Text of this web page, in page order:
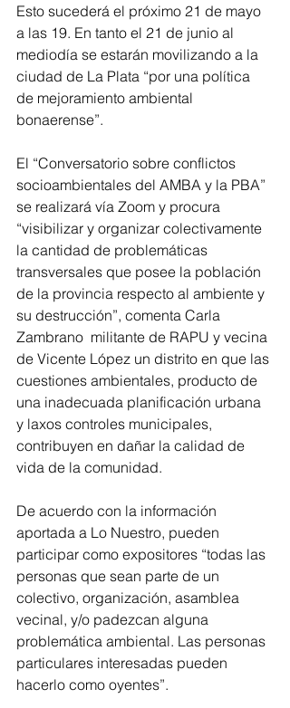
Esto sucederá el próximo 21 de mayo
a las 19. En tanto el 21 de junio al
mediodía se estarán movilizando a la
ciudad de La Plata “por una política
de mejoramiento ambiental
bonaerense”.
El “Conversatorio sobre conflictos
socioambientales del AMBA y la PBA”
se realizará vía Zoom y procura
“visibilizar y organizar colectivamente
la cantidad de problemáticas
transversales que posee la población
de la provincia respecto al ambiente y
su destrucción”, comenta Carla
Zambrano  militante de RAPU y vecina
de Vicente López un distrito en que las
cuestiones ambientales, producto de
una inadecuada planificación urbana
y laxos controles municipales,
contribuyen en dañar la calidad de
vida de la comunidad.
De acuerdo con la información
aportada a Lo Nuestro, pueden
participar como expositores “todas las
personas que sean parte de un
colectivo, organización, asamblea
vecinal, y/o padezcan alguna
problemática ambiental. Las personas
particulares interesadas pueden
hacerlo como oyentes”.